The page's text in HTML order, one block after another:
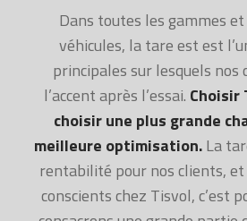
Dans toutes les gammes
véhicules, la tare est est
principales sur lesquels
l’accent après l’essai. Choisir
choisir une plus grande
meilleure optimisation.La
rentabilité pour nos clients, et
conscients chez Tisvol, c’est